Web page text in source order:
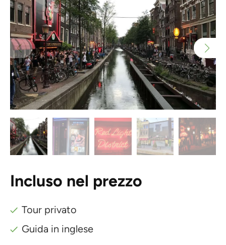
Incluso nel prezzo
Tour privato
Guida in inglese